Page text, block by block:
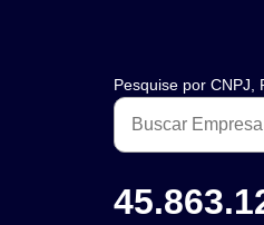
Pesquise por CNPJ,